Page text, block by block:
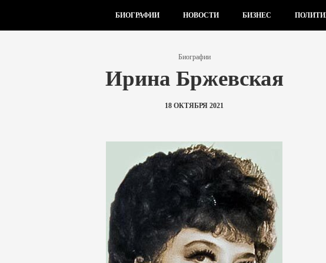
БИОГРАФИИ НОВОСТИ БИЗНЕС
Биографии
Ирина Бржевская
18 ОКТЯБРЯ 2021